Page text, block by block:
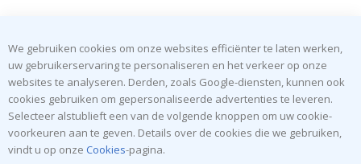
We gebruiken cookies om onze websites efficiënter te laten werken,
uw gebruikerservaring te personaliseren en het verkeer op onze
websites te analyseren. Derden, zoals Google-diensten, kunnen ook
cookies gebruiken om gepersonaliseerde advertenties te leveren.
Selecteer alstublieft een van de volgende knoppen om uw cookie-
voorkeuren aan te geven. Details over de cookies die we gebruiken,
vindt u op onze Cookies-pagina.